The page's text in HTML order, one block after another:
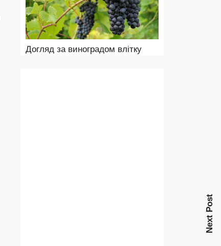
Next Post
Догляд за виноградом влітку